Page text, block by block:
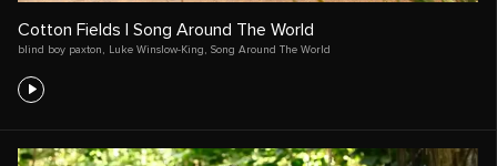
Cotton Fields | Song Around The World
blind boy paxton Luke Winslow-King Song Around The World